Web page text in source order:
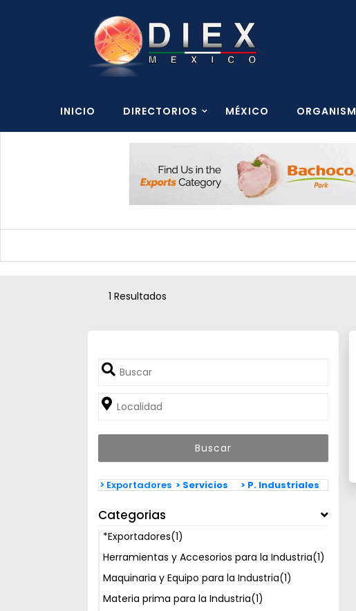
INICIO DIRECTORIOS MÉXICO
> Exportadores > Servicios > P. Industriales
Categorias
*Exportadores(1)
Herramientas y Accesorios para la Industria(1)
Maquinaria y Equipo para la Industria(1)
Materia prima para la Industria(1)
1 Resultados